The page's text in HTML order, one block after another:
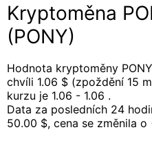
Kryptoměna
(PONY)
Hodnota kryptoměny
chvíli 1.06 $ (zpoždění 15
kurzu je 1.06 - 1.06 .
Data za posledních 24
50.00 $, cena se změnila o